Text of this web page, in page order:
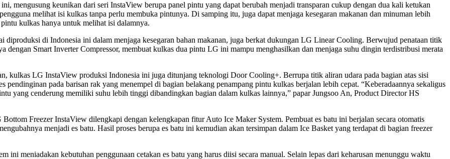
mengusung keunikan dari seri InstaView berupa panel pintu yang dapat berubah menjadi transparan cukup dengan dua kali ketukan
melihat isi kulkas tanpa perlu membuka pintunya. Di samping itu, juga dapat menjaga kesegaran makanan dan minuman lebih
kulkas hanya untuk melihat isi dalamnya.
di Indonesia ini dalam menjaga kesegaran bahan makanan, juga berkat dukungan LG Linear Cooling. Berwujud penataan titik
dengan Smart Inverter Compressor, membuat kulkas dua pintu LG ini mampu menghasilkan dan menjaga suhu dingin terdistribusi merata
kulkas LG InstaView produksi Indonesia ini juga ditunjang teknologi Door Cooling+. Berrupa titik aliran udara pada bagian atas sisi
pendinginan pada barisan rak yang menempel di bagian belakang penampang pintu kulkas berjalan lebih cepat. “Keberadaannya sekaligus
yang cenderung memiliki suhu lebih tinggi dibandingkan bagian dalam kulkas lainnya,” papar Jungsoo An, Product Director HS
Freezer InstaView dilengkapi dengan kelengkapan fitur Auto Ice Maker System. Pembuat es batu ini berjalan secara otomatis
menjadi es batu. Hasil proses berupa es batu ini kemudian akan tersimpan dalam Ice Basket yang terdapat di bagian freezer
ini meniadakan kebutuhan penggunaan cetakan es batu yang harus diisi secara manual. Selain lepas dari keharusan menunggu waktu